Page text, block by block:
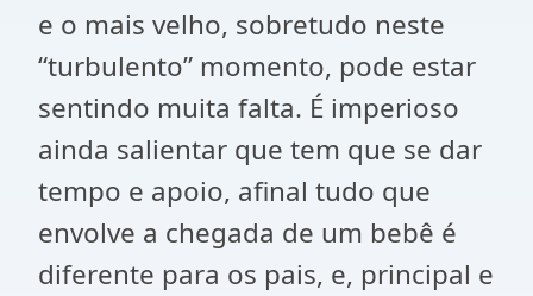
e o mais velho, sobretudo neste
“turbulento” momento, pode estar
sentindo muita falta. É imperioso
ainda salientar que tem que se dar
tempo e apoio, afinal tudo que
envolve a chegada de um bebê é
diferente para os pais, e, principal e